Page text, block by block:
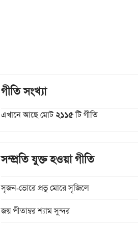
গীতি সংখ্যা
এখানে আছে মোট২১১৫টি গীতি
সম্প্রতি যুক্ত হওয়া গীতি
সৃজন-ভোরে প্রভু মোরে সৃজিলে
জয় পীতাম্বর শ্যাম সুন্দর